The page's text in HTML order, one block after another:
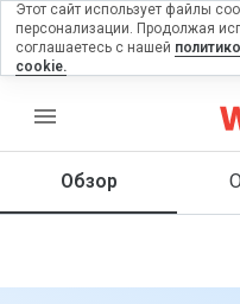
menu
Обзор
на
Как бы
этот
Этот сайт использует файлы
персонализации. Продолжая
соглашаетесь с нашей
cookie.